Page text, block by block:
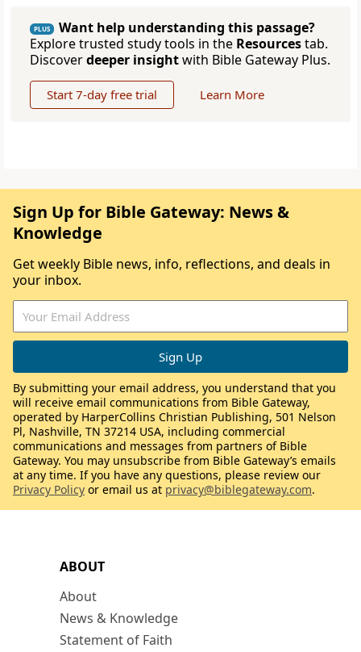
PLUS
Want help understanding this passage?
Explore trusted study tools in the Resourcestab.
Discoverdeeper insightwith Bible Gateway Plus.
Start 7-day free trial Learn More
ABOUT
About
News & Knowledge
Statement of Faith
Sign Up for Bible Gateway: News &
Knowledge
Get weekly Bible news, info, reflections, and deals in
your inbox.
By submitting your email address, you understand that you
will receive email communications from Bible Gateway,
operated by HarperCollins Christian Publishing, 501 Nelson
Pl, Nashville, TN 37214 USA, including commercial
communications and messages from partners of Bible
Gateway. You may unsubscribe from Bible Gateway’s emails
at any time. If you have any questions, please review our
Privacy Policy or email us at privacy@biblegateway.com.